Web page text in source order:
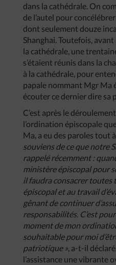
dans la cathédrale. On
de l’autel pour
dont seulement douze
Shanghai. Toutefois,
la cathédrale, une
s’étaient réunis dans la
à la cathédrale, pour
papale nommant Mgr Ma
écouter ce dernier dire sa
C’est après le
l’ordination épiscopale
Ma, a eu des paroles tout
souviens de ce que notre
rappelé récemment :
ministère épiscopal pour
il faudra consacrer toutes
épiscopal et au travail
gênant de continuer
responsabilités. C’est
moment de mon
souhaitable pour moi
patriotique », a-t-il
l’assistance une vibrante